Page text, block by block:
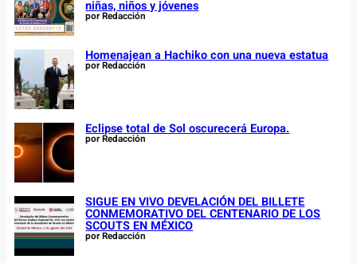
niñas, niños y jóvenes
por Redacción
Homenajean a Hachiko con una nueva estatua
por Redacción
Eclipse total de Sol oscurecerá Europa.
por Redacción
SIGUE EN VIVO DEVELACIÓN DEL BILLETE
CONMEMORATIVO DEL CENTENARIO DE LOS
SCOUTS EN MÉXICO
por Redacción